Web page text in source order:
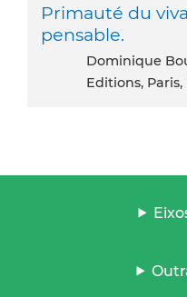
Primauté du
pensable.
Dominique
Editions,